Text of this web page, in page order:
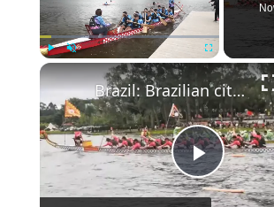
Play Unmute Fullscreen
Play
Brazil: Brazilian cities celebrate Dragon Boat Festival with vibrant boating races.